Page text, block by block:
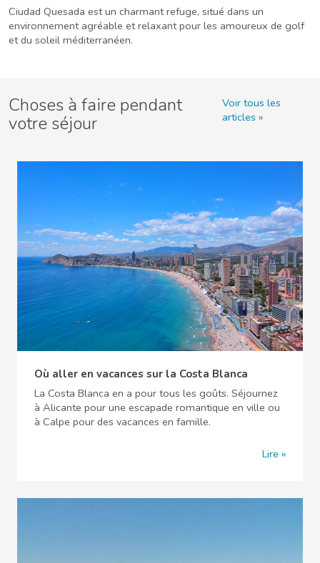
Ciudad Quesada est un charmant refuge, situé dans un
environnement agréable et relaxant pour les amoureux de golf
et du soleil méditerranéen.
Choses à faire pendant
votre séjour
Voir tous les
articles
Où aller en vacances sur la Costa Blanca
La Costa Blanca en a pour tous les goûts. Séjournez
à Alicante pour une escapade romantique en ville ou
à Calpe pour des vacances en famille.
Lire